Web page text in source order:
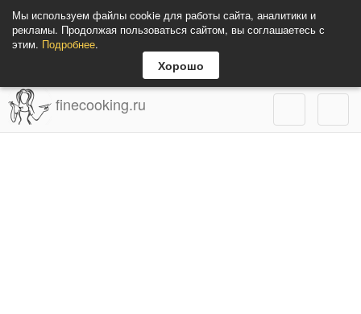
Мы используем файлы cookie для работы сайта, аналитики и
рекламы. Продолжая пользоваться сайтом, вы соглашаетесь с
этим. Подробнее.
Хорошо
finecooking.ru